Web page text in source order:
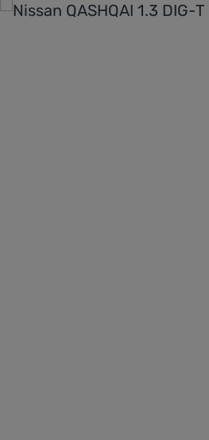
Bildergalerie überspringen